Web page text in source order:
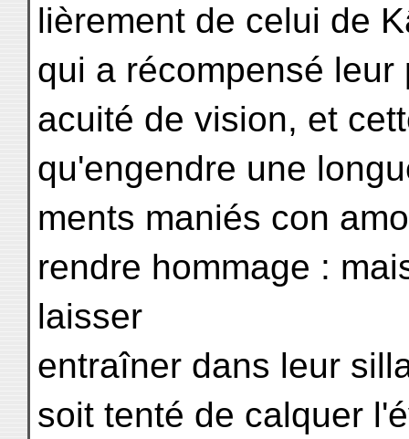
lièrement de celui de
qui a récompensé leur
acuité de vision, et
qu'engendre une
ments maniés con
rendre hommage :
laisser
entraîner dans leur
soit tenté de calquer